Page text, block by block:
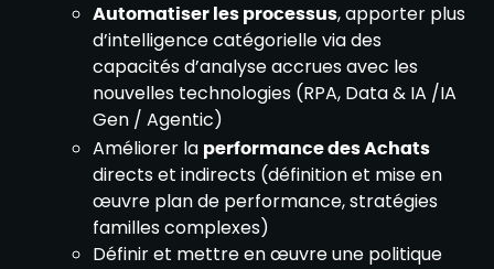
Automatiser les processus, apporter plus
d’intelligence catégorielle via des
capacités d’analyse accrues avec les
nouvelles technologies (RPA, Data & IA /IA
Gen / Agentic)
Améliorer la performance des Achats
directs et indirects (définition et mise en
œuvre plan de performance, stratégies
familles complexes)
Définir et mettre en œuvre une politique